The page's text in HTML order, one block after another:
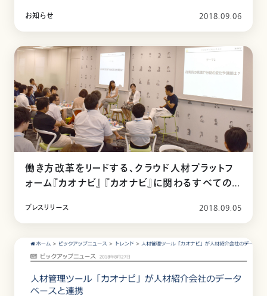
お知らせ 2018.09.06
働き方改革をリードする、クラウド人材プラットフ
ォーム『カオナビ』 『カオナビ』に関わるすべての企
2回ユーザーミーティングを開催
プレスリリース 2018.09.05